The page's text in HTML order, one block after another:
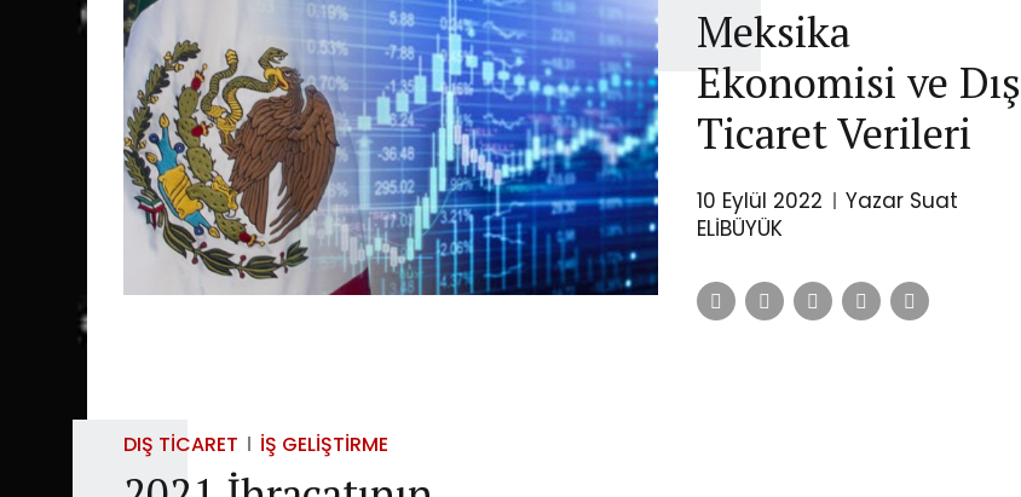
Meksika
Ekonomisi ve Dış
Ticaret Verileri
10 Eylül 2022
Yazar Suat
ELİBÜYÜK
DIŞ TICARET İŞ GELIŞTIRME